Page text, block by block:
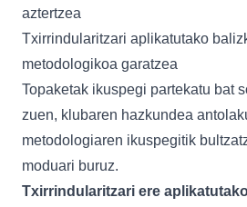
aztertzea
Txirrindularitzari aplikatutako
metodologikoa garatzea
Topaketak ikuspegi partekatu bat
zuen, klubaren hazkundea
metodologiaren ikuspegitik
moduari buruz.
Txirrindularitzari ere